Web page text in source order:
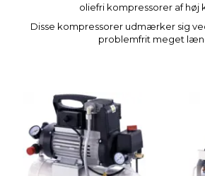
oliefri kompressorer af høj
Disse kompressorer udmærker sig
problemfrit meget